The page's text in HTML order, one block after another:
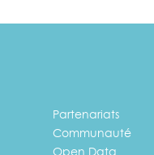
Partenariats
Communauté
Open Data